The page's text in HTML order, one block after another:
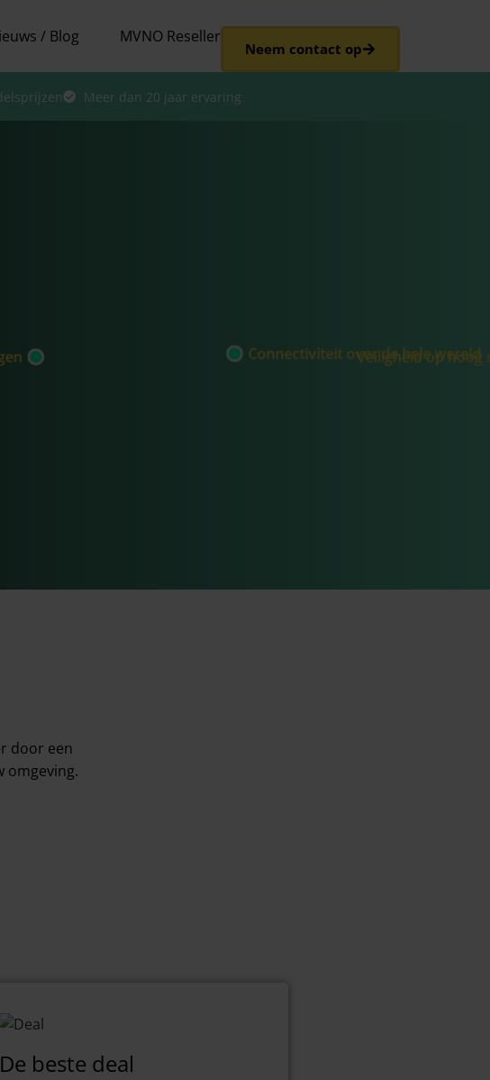
/ Blog MVNO Reseller
Neem contact op
Meer dan 20 jaar ervaring
Connectiviteit over de hele wereld
Veiligheid op hoog
door een
omgeving.
De beste deal